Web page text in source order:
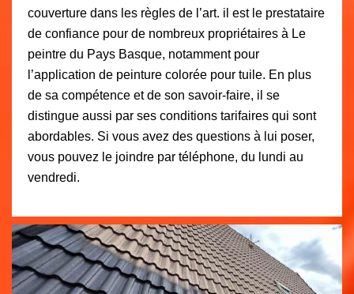
couverture dans les règles de l’art. il est le prestataire
de confiance pour de nombreux propriétaires à Le
peintre du Pays Basque, notamment pour
l’application de peinture colorée pour tuile. En plus
de sa compétence et de son savoir-faire, il se
distingue aussi par ses conditions tarifaires qui sont
abordables. Si vous avez des questions à lui poser,
vous pouvez le joindre par téléphone, du lundi au
vendredi.